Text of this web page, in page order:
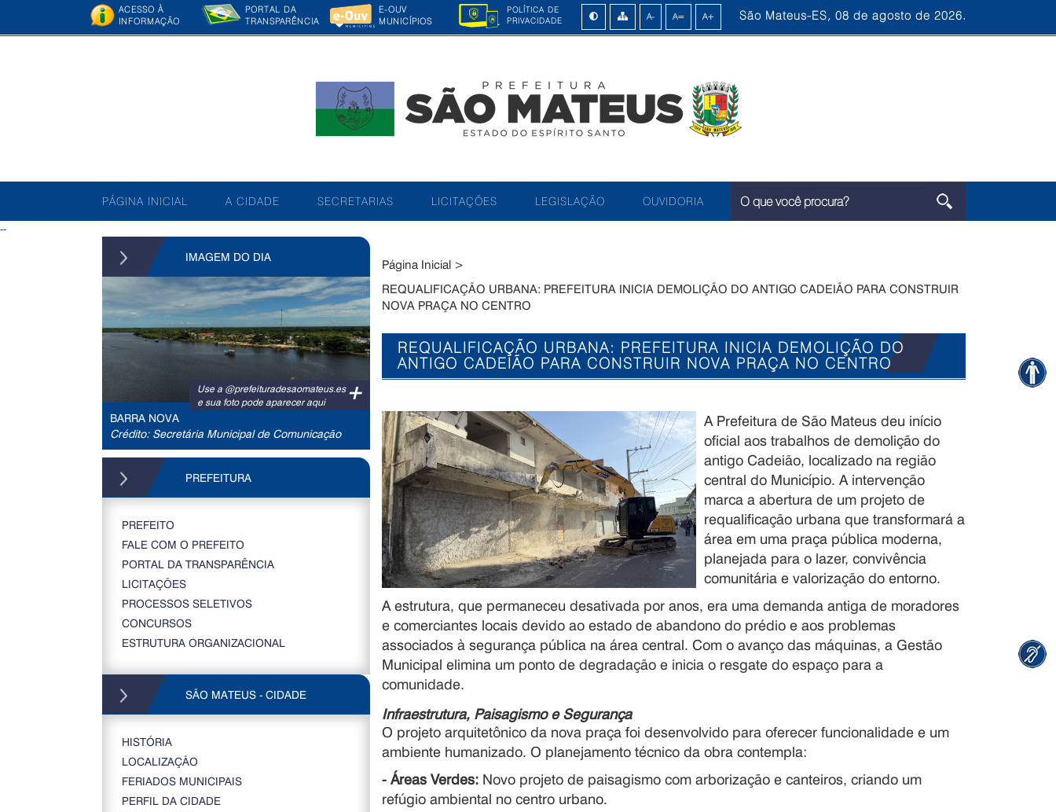
ACESSO À
INFORMAÇÃO
PORTAL DA
TRANSPARÊNCIA
E-OUV
MUNICÍPIOS
POLÍTICA DE
PRIVACIDADE
São Mateus-ES, 08 de agosto de 2026.
PÁGINA INICIAL A CIDADE SECRETARIAS LICITAÇÕES LEGISLAÇÃO OUVIDORIA
--
IMAGEM DO DIA
+
Use a @prefeituradesaomateus.es
e sua foto pode aparecer aqui
BARRA NOVA
Crédito: Secretária Municipal de Comunicação
PREFEITURA
PREFEITO
FALE COM O PREFEITO
PORTAL DA TRANSPARÊNCIA
LICITAÇÕES
PROCESSOS SELETIVOS
CONCURSOS
ESTRUTURA ORGANIZACIONAL
SÃO MATEUS - CIDADE
HISTÓRIA
LOCALIZAÇÃO
FERIADOS MUNICIPAIS
PERFIL DA CIDADE
Página Inicial >
REQUALIFICAÇÃO URBANA: PREFEITURA INICIA DEMOLIÇÃO DO ANTIGO CADEIÃO PARA CONSTRUIR
NOVA PRAÇA NO CENTRO
REQUALIFICAÇÃO URBANA: PREFEITURA INICIA DEMOLIÇÃO DO
ANTIGO CADEIÃO PARA CONSTRUIR NOVA PRAÇA NO CENTRO
A Prefeitura de São Mateus deu início
oficial aos trabalhos de demolição do
antigo Cadeião, localizado na região
central do Município. A intervenção
marca a abertura de um projeto de
requalificação urbana que transformará a
área em uma praça pública moderna,
planejada para o lazer, convivência
comunitária e valorização do entorno.
A estrutura, que permaneceu desativada por anos, era uma demanda antiga de moradores
e comerciantes locais devido ao estado de abandono do prédio e aos problemas
associados à segurança pública na área central. Com o avanço das máquinas, a Gestão
Municipal elimina um ponto de degradação e inicia o resgate do espaço para a
comunidade.
Infraestrutura, Paisagismo e Segurança
O projeto arquitetônico da nova praça foi desenvolvido para oferecer funcionalidade e um
ambiente humanizado. O planejamento técnico da obra contempla:
- Áreas Verdes: Novo projeto de paisagismo com arborização e canteiros, criando um
refúgio ambiental no centro urbano.